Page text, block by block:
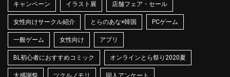
キャンペーン イラスト展 店舗フェア・セール
女性向けサークル紹介 とらのあな×韓国 PCゲーム
一般ゲーム 女性向け アプリ
BL初心者におすすめコミック オンラインとら祭り2020夏